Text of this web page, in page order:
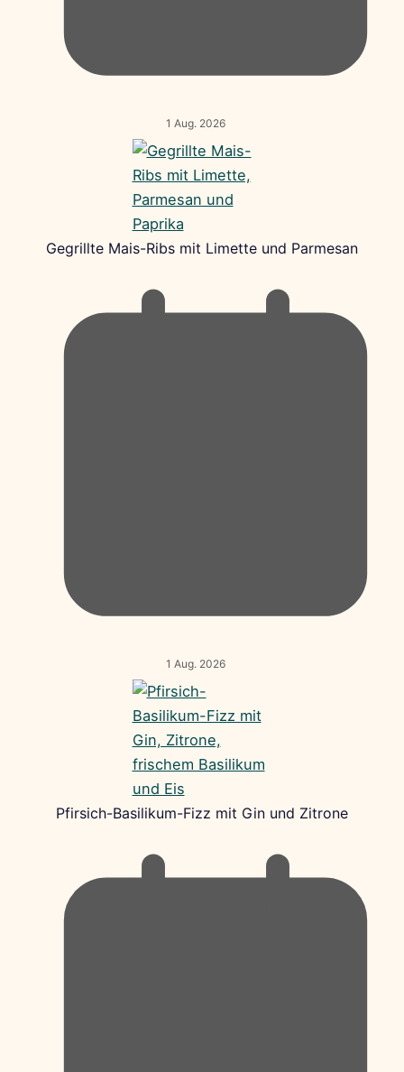
1 Aug. 2026
Gegrillte Mais-Ribs mit Limette und Parmesan
1 Aug. 2026
Pfirsich-Basilikum-Fizz mit Gin und Zitrone